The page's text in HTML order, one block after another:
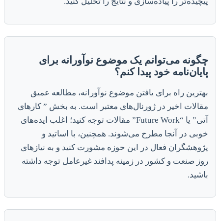
چگونه می‌توانم یک موضوع نوآورانه برای
پایان‌نامه خود پیدا کنم؟
بهترین راه برای یافتن موضوع نوآورانه، مطالعه عمیق
مقالات اخیر در ژورنال‌های معتبر است. به بخش ” کارهای
آتی” یا “Future Work” مقالات توجه کنید؛ اغلب ایده‌های
خوبی در آنجا مطرح می‌شوند. همچنین، با اساتید و
پژوهشگران فعال در این حوزه مشورت کنید و به نیازهای
روز صنعت و کشور در زمینه پدافند غیرعامل توجه داشته
باشید.